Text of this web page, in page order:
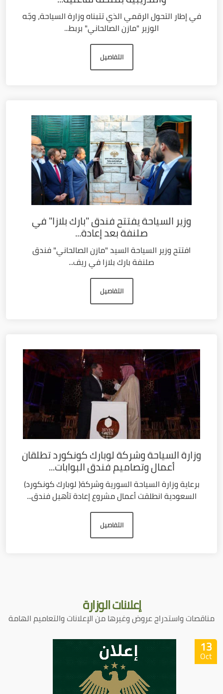
في إطار التحول الرقمي الذي تتبناه وزارة السياحة، وجّه
الوزير "مازن الصالحاني" بربط...
التفاصيل
وزير السياحة يفتتح فندق "بارك بلازا" في
صلنفة بعد إعادة...
افتتح وزير السياحة السيد "مازن الصالحاني" فندق
صلنفة بارك بلازا في ريف...
التفاصيل
وزارة السياحة وشركة لوبارك كونكورد تطلقان
أعمال وتصاميم فندق البوابات...
برعاية وزارة السياحة السورية وشركة( لوبارك كونكورد)
السعودية انطلقت أعمال مشروع إعادة تأهيل فندق...
التفاصيل
إعلاناتالوزارة
مناقصات واستدراج عروض وغيرها من الإعلانات والتعاميم الهامة
13
Oct